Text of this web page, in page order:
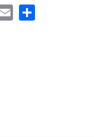
EmailShare